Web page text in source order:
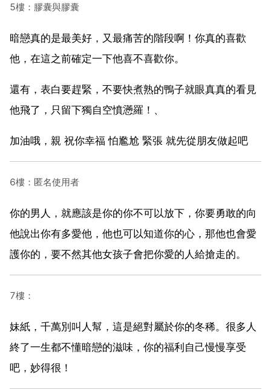
5樓：膠囊與膠囊
暗戀真的是最美好，又最痛苦的階段啊！你真的喜歡
他，在這之前確定一下他喜不喜歡你。
還有，表白要趕緊，不要快煮熟的鴨子就眼真真的看見
他飛了，只留下獨自空憤懣羅！、
加油哦，親 祝你幸福 怕尷尬 緊張 就先從朋友做起吧
6樓：匿名使用者
你的男人，就應該是你的你不可以放下，你要勇敢的向
他說出你有多愛他，他也可以知道你的心，那他也會愛
護你的，要不然其他女孩子會把你愛的人給搶走的。
7樓：
妹紙，千萬別叫人幫，這是絕對屬於你的冬稀。很多人
終了一生都不懂暗戀的滋味，你的福利自己慢慢享受
吧，妙得很！